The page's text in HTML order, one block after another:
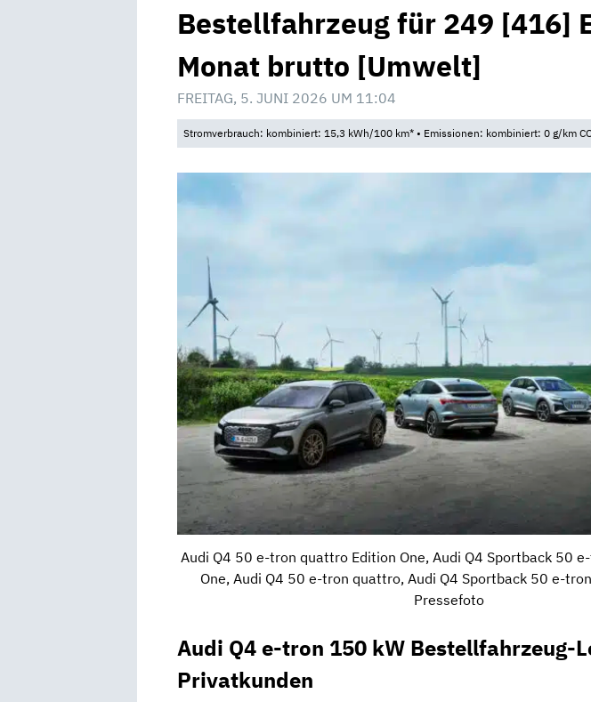
Bestellfahrzeug für 249 [416]
Monat brutto [Umwelt]
FREITAG, 5. JUNI 2026 UM 11:04
Stromverbrauch: kombiniert: 15,3 kWh/100 km* • Emissionen: kombiniert: 0 g/km
Audi Q4 50 e-tron quattro Edition One, Audi Q4 Sportback 50
One, Audi Q4 50 e-tron quattro, Audi Q4 Sportback 50 e-
Pressefoto
Audi Q4 e-tron 150 kW Bestellfahrzeug-
Privatkunden